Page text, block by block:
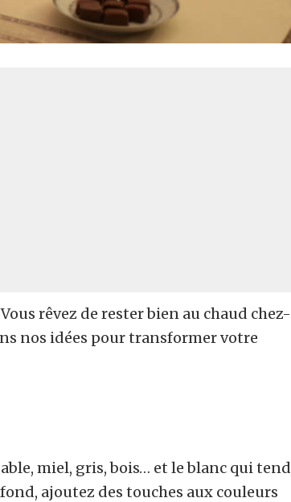
rêvez de rester bien au chaud chez-
nos idées pour transformer votre
miel, gris, bois… et le blanc qui tend
ajoutez des touches aux couleurs